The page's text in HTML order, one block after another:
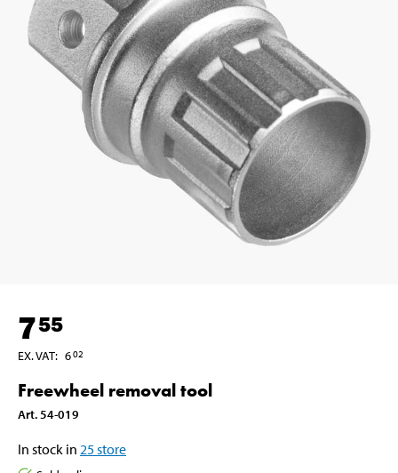
755
EX. VAT: 602
Freewheel removal tool
Art. 54-019
In stock in 25store